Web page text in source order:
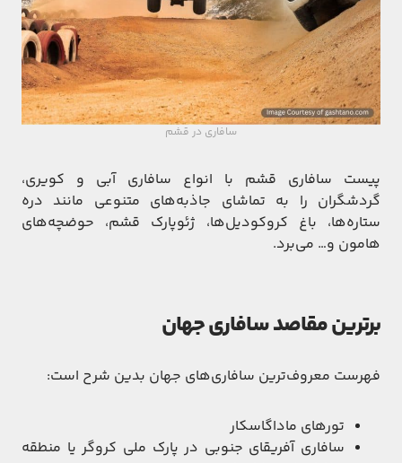
سافاری در قشم
پیست سافاری قشم با انواع سافاری آبی و کویری،
گردشگران را به تماشای جاذبه‌های متنوعی مانند دره
ستاره‌ها، باغ کروکودیل‌ها، ژئوپارک قشم، حوضچه‌های
هامون و… می‌برد.
برترین مقاصد سافاری جهان
فهرست معروف‌ترین سافاری‌های جهان بدین شرح است:
تورهای ماداگاسکار
سافاری آفریقای جنوبی در پارک ملی کروگر یا منطقه